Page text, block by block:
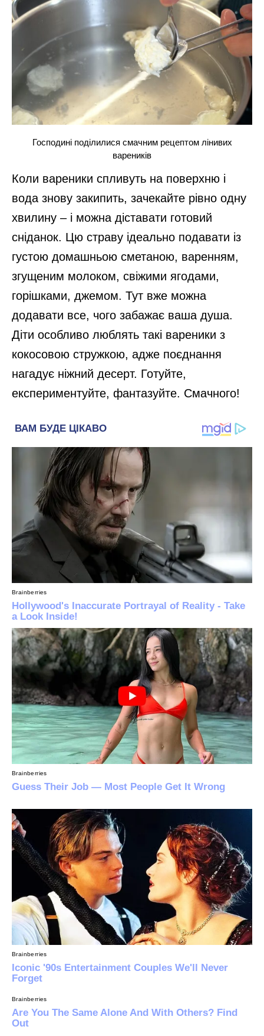
Господині поділилися смачним рецептом лінивих
вареників
Коли вареники спливуть на поверхню і
вода знову закипить, зачекайте рівно одну
хвилину – і можна діставати готовий
сніданок. Цю страву ідеально подавати із
густою домашньою сметаною, варенням,
згущеним молоком, свіжими ягодами,
горішками, джемом. Тут вже можна
додавати все, чого забажає ваша душа.
Діти особливо люблять такі вареники з
кокосовою стружкою, адже поєднання
нагадує ніжний десерт. Готуйте,
експериментуйте, фантазуйте. Смачного!